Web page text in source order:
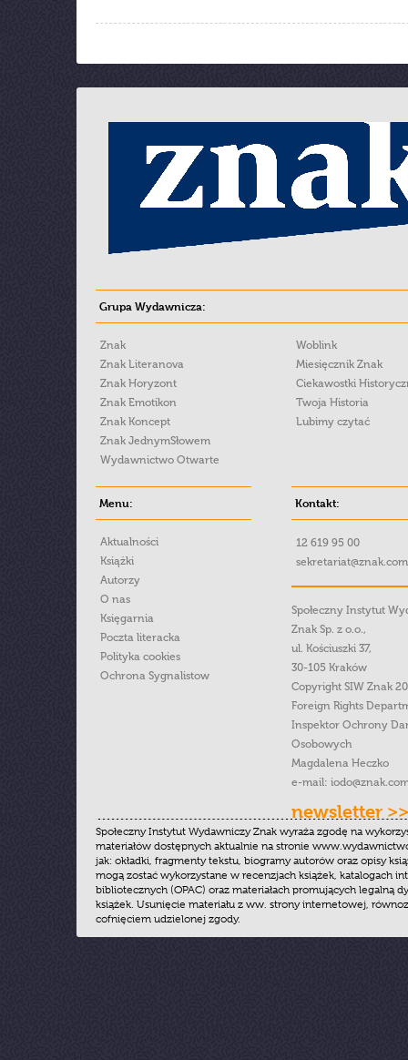
Grupa Wydawnicza:
Znak
Znak Literanova
Znak Horyzont
Znak Emotikon
Znak Koncept
Znak JednymSłowem
Wydawnictwo Otwarte
Woblink
Miesięcznik Znak
Ciekawostki
Twoja Historia
Lubimy czytać
Menu:
Aktualności
Książki
Autorzy
O nas
Księgarnia
Poczta literacka
Polityka cookies
Ochrona Sygnalistow
Kontakt:
12 619 95 00
Społeczny Instytut
Znak Sp. z o.o.,
ul. Kościuszki 37,
30-105 Kraków
Copyright SIW Znak
Foreign Rights
Inspektor Ochrony
Osobowych
Magdalena Heczko
e-mail:
newsletter >>
Społeczny Instytut Wydawniczy Znak wyraża zgodę na
materiałów dostępnych aktualnie na stronie
jak: okładki, fragmenty tekstu, biogramy autorów oraz opisy
mogą zostać wykorzystane w recenzjach książek, katalogach
bibliotecznych (OPAC) oraz materiałach promujących legalną
książek. Usunięcie materiału z ww. strony internetowej,
cofnięciem udzielonej zgody.